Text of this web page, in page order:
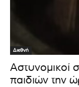
Διεθνή
Αστυνομικοί
παιδιών την